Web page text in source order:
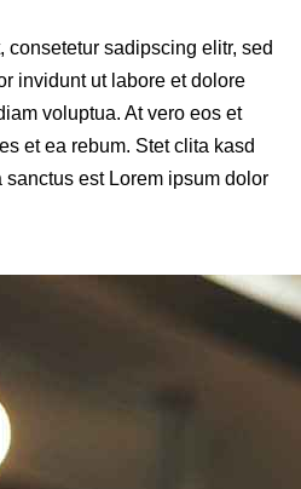
consetetur sadipscing elitr, sed
invidunt ut labore et dolore
voluptua. At vero eos et
et ea rebum. Stet clita kasd
est Lorem ipsum dolor